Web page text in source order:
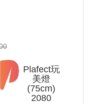
Plafect玩
美燈
(75cm)
2080